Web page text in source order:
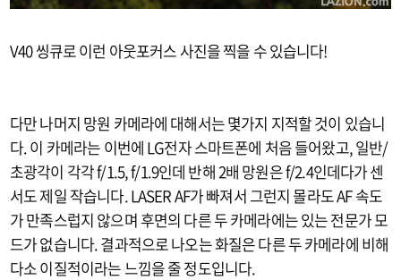
V40 씽큐로 이런 아웃포커스 사진을 찍을 수 있습니다!
다만 나머지 망원 카메라에 대해서는 몇가지 지적할 것이 있습니
다. 이 카메라는 이번에 LG전자 스마트폰에 처음 들어왔고, 일반/
초광각이 각각 f/1.5, f/1.9인데 반해 2배 망원은 f/2.4인데다가 센
서도 제일 작습니다. LASER AF가 빠져서 그런지 몰라도 AF 속도
가 만족스럽지 않으며 후면의 다른 두 카메라에는 있는 전문가 모
드가 없습니다. 결과적으로 나오는 화질은 다른 두 카메라에 비해
다소 이질적이라는 느낌을 줄 정도입니다.